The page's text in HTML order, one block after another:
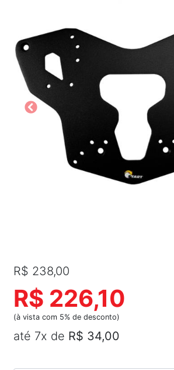
R$ 238,00
R$ 226,10
(à vista com 5% de desconto)
até 7x de R$ 34,00